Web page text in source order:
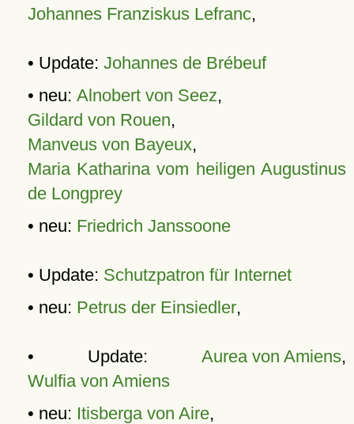
Johannes Franziskus Lefranc,
• Update: Johannes de Brébeuf
• neu: Alnobert von Seez,
Gildard von Rouen,
Manveus von Bayeux,
Maria Katharina vom heiligen Augustinus
de Longprey
• neu: Friedrich Janssoone
• Update: Schutzpatron für Internet
• neu: Petrus der Einsiedler,
• Update: Aurea von Amiens,
Wulfia von Amiens
• neu: Itisberga von Aire,